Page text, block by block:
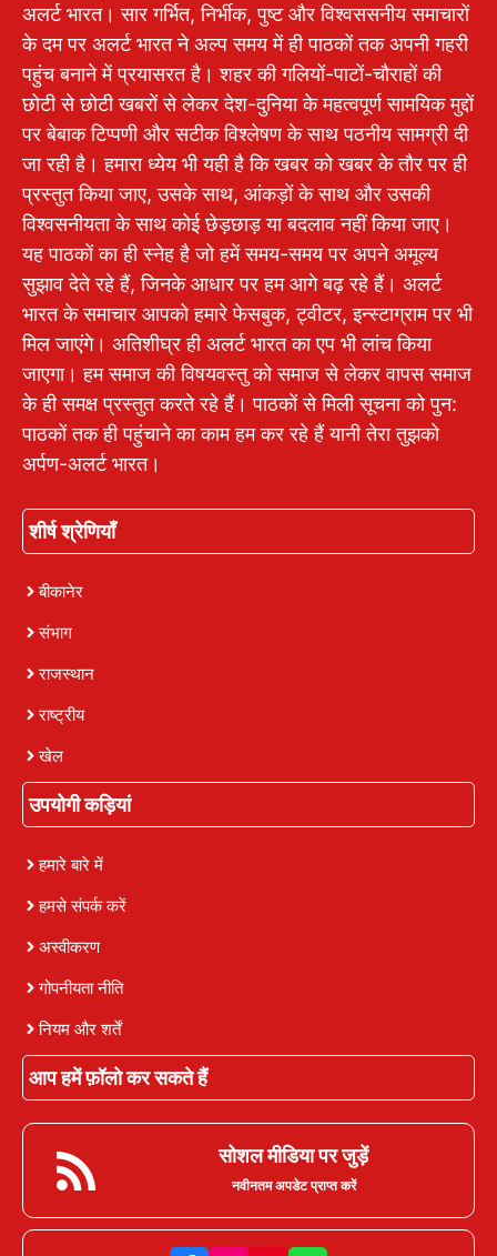
अलर्ट भारत। सार गर्भित, निर्भीक, पुष्ट और विश्वससनीय समाचारों
के दम पर अलर्ट भारत ने अल्प समय में ही पाठकों तक अपनी गहरी
पहुंच बनाने में प्रयासरत है। शहर की गलियों-पाटों-चौराहों की
छोटी से छोटी खबरों से लेकर देश-दुनिया के महत्वपूर्ण सामयिक मुद्दों
पर बेबाक टिप्पणी और सटीक विश्लेषण के साथ पठनीय सामग्री दी
जा रही है। हमारा ध्येय भी यही है कि खबर को खबर के तौर पर ही
प्रस्तुत किया जाए, उसके साथ, आंकड़ों के साथ और उसकी
विश्वसनीयता के साथ कोई छेड़छाड़ या बदलाव नहीं किया जाए।
यह पाठकों का ही स्नेह है जो हमें समय-समय पर अपने अमूल्य
सुझाव देते रहे हैं, जिनके आधार पर हम आगे बढ़ रहे हैं। अलर्ट
भारत के समाचार आपको हमारे फेसबुक, ट्वीटर, इन्स्टाग्राम पर भी
मिल जाएंगे। अतिशीघ्र ही अलर्ट भारत का एप भी लांच किया
जाएगा। हम समाज की विषयवस्तु को समाज से लेकर वापस समाज
के ही समक्ष प्रस्तुत करते रहे हैं। पाठकों से मिली सूचना को पुन:
पाठकों तक ही पहुंचाने का काम हम कर रहे हैं यानी तेरा तुझको
अर्पण-अलर्ट भारत।
शीर्ष श्रेणियाँ
बीकानेर
संभाग
राजस्थान
राष्ट्रीय
खेल
उपयोगी कड़ियां
हमारे बारे में
हमसे संपर्क करें
अस्वीकरण
गोपनीयता नीति
नियम और शर्तें
आप हमें फ़ॉलो कर सकते हैं
सोशल मीडिया पर जुड़ें
नवीनतम अपडेट प्राप्त करें